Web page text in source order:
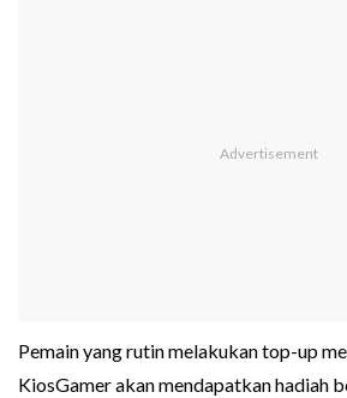
Pemain yang rutin melakukan top-up
KiosGamer akan mendapatkan hadiah